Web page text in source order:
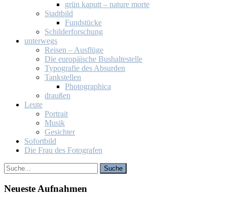
grün ka­putt – na­tu­re mor­te
Stadt­bild
Fund­stü­cke
Schil­der­for­schung
un­ter­wegs
Rei­sen – Aus­flü­ge
Die eu­ro­päi­sche Bus­hal­te­stel­le
Ty­po­gra­fie des Ab­sur­den
Tank­stel­len
Pho­to­gra­phi­ca
drau­ßen
Leu­te
Por­trait
Mu­sik
Ge­sich­ter
So­fort­bild
Die Frau des Fo­to­gra­fen
Neu­es­te Auf­nah­men